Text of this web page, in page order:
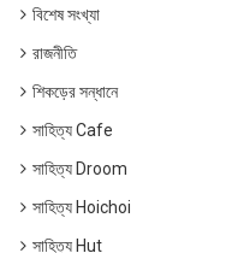
বিশেষ সংখ্যা
রাজনীতি
শিকড়ের সন্ধানে
সাহিত্য Cafe
সাহিত্য Droom
সাহিত্য Hoichoi
সাহিত্য Hut